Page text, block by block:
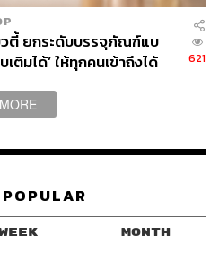
ะกอบ 4 ใน 5 ส่วนของอากาศที่
คัญของโปรตีน ดีเอ็นเอ และโม
ชจะสามารถใช้ไนโตรเจนที่
บคทีเรียบางชนิดบนรากของพืช
รรมชาติ ซึ่งเป็นวิธีการอันชาญ
ะบวนการทางชีววิทยานี้ เพื่อ
นโตรเจนแบบคงที่ตาม
ละรับมือกับวิกฤตอาหารโลกที่
วตี้ ยกระดับบรรจุภัณฑ์แบ
ติมได้’ ให้ทุกคนเข้าถึงได้
621
MORE
MONTH